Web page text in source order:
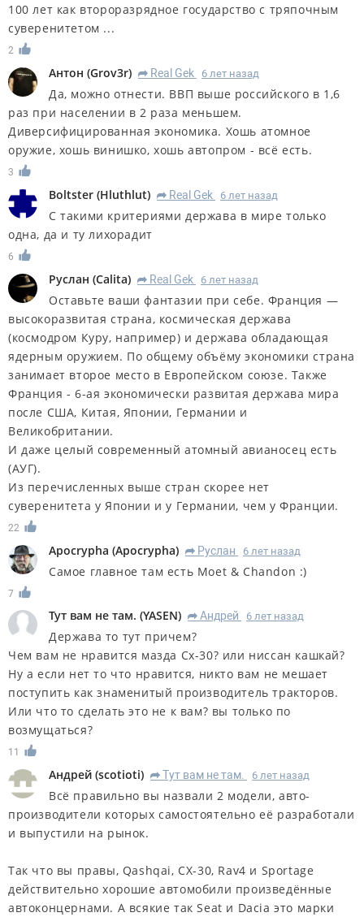
100 лет как второразрядное государство с тряпочным
суверенитетом ...
2
Антон (Grov3r) R Real Gek 6 лет назад
Да, можно отнести. ВВП выше российского в 1,6
раз при населении в 2 раза меньшем.
Диверсифицированная экономика. Хошь атомное
оружие, хошь винишко, хошь автопром - всё есть.
3
Boltster (Hluthlut) R Real Gek 6 лет назад
С такими критериями держава в мире только
одна, да и ту лихорадит
6
Руслан (Calita) R Real Gek 6 лет назад
Оставьте ваши фантазии при себе. Франция —
высокоразвитая страна, космическая держава
(космодром Куру, например) и держава обладающая
ядерным оружием. По общему объёму экономики страна
занимает второе место в Европейском союзе. Также
Франция - 6-ая экономически развитая держава мира
после США, Китая, Японии, Германии и
Великобритании.
И даже целый современный атомный авианосец есть
(АУГ).
Из перечисленных выше стран скорее нет
суверенитета у Японии и у Германии, чем у Франции.
22
Apocrypha (Apocrypha) R Руслан 6 лет назад
Самое главное там есть Moet & Chandon :)
7
Тут вам не там. (YASEN) R Андрей 6 лет назад
Держава то тут причем?
Чем вам не нравится мазда Сх-30? или ниссан кашкай?
Ну а если нет то что нравится, никто вам не мешает
поступить как знаменитый производитель тракторов.
Или что то сделать это не к вам? вы только по
возмущаться?
11
Андрей (scotioti) R Тут вам не там. 6 лет назад
Всё правильно вы назвали 2 модели, авто-
производители которых самостоятельно её разработали
и выпустили на рынок.
Так что вы правы, Qashqai, CX-30, Rav4 и Sportage
действительно хорошие автомобили произведённые
автоконцернами. А всякие так Seat и Dacia это марки